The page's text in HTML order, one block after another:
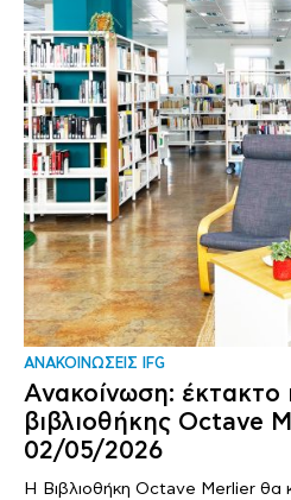
ΑΝΑΚΟΙΝΩΣΕΙΣ IFG
Ανακοίνωση: έκτακτο
βιβλιοθήκης Octave
02/05/2026
Η Βιβλιοθήκη Octave Merlier θα